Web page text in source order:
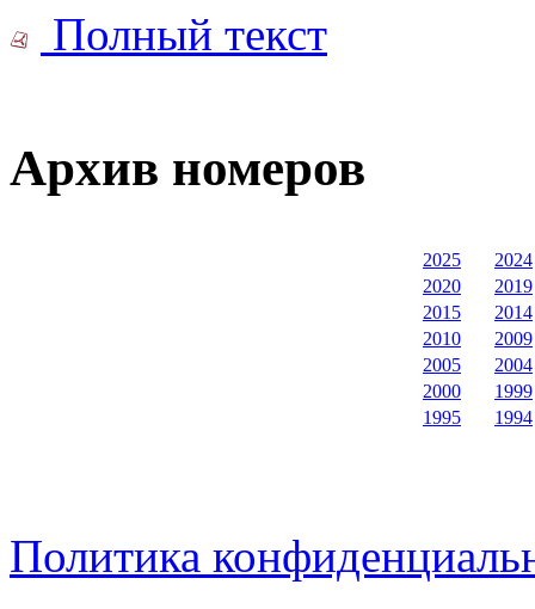
Полный текст
Архив номеров
2025
2024
2020
2019
2015
2014
2010
2009
2005
2004
2000
1999
1995
1994
Политика